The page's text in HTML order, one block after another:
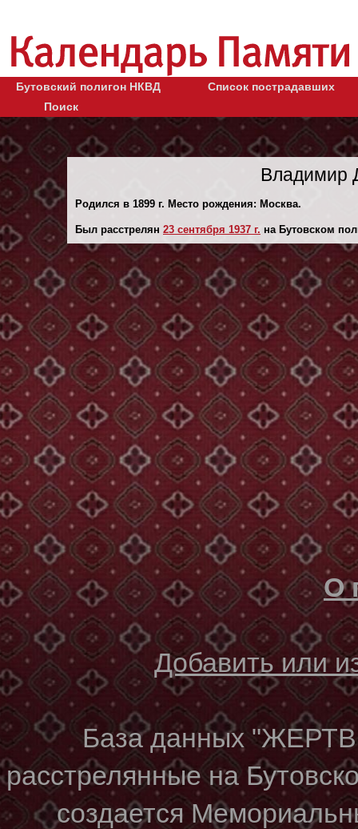
Бутовский полигон НКВД
Список пострадавших
Поиск
Владимир
Родился в 1899 г. Место рождения: Москва.
Был расстрелян 23 сентября 1937 г. на Бутовском
О
Добавить или
База данных
расстрелянные на
создается